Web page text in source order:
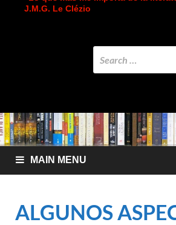
J.M.G. Le Clézio
MAIN MENU
ALGUNOS